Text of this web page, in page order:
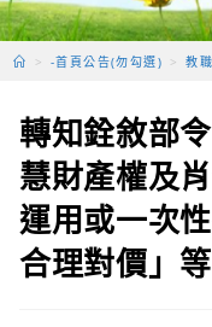
> -首頁公告(勿勾選) > 教
轉知銓敘部
慧財產權及
運用或一次
合理對價」